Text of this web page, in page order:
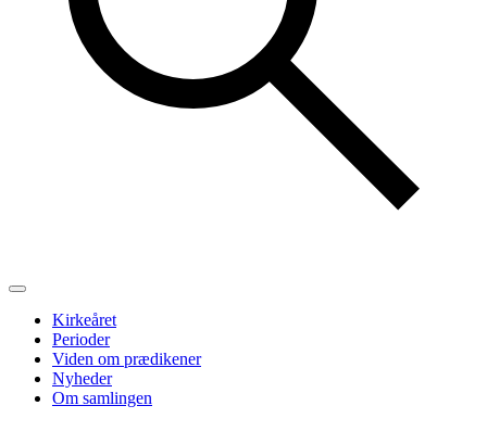
Kirkeåret
Perioder
Viden om prædikener
Nyheder
Om samlingen